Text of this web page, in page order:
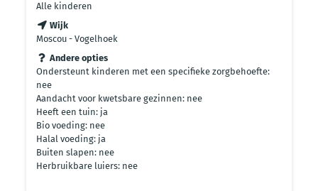
Alle kinderen
Wijk
Moscou - Vogelhoek
Andere opties
Ondersteunt kinderen met een specifieke zorgbehoefte:
nee
Aandacht voor kwetsbare gezinnen: nee
Heeft een tuin: ja
Bio voeding: nee
Halal voeding: ja
Buiten slapen: nee
Herbruikbare luiers: nee